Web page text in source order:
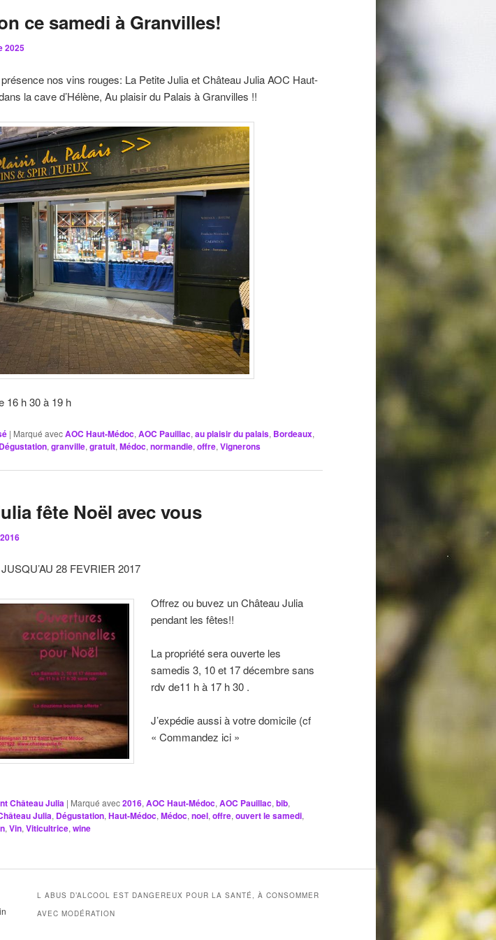
ce samedi à Granvilles!
2025
nos vins rouges: La Petite Julia et Château Julia AOC Haut-
la cave d’Hélène, Au plaisir du Palais à Granvilles !!
16 h 30 à 19 h
| Marqué avecAOC Haut-Médoc, AOC Pauillac, au plaisir du palais, Bordeaux,
Dégustation, granville, gratuit, Médoc, normandie, offre, Vignerons
fête Noël avec vous
28 FEVRIER 2017
Offrez ou buvez un Château Julia
pendant les fêtes!!
La propriété sera ouverte les
samedis 3, 10 et 17 décembre sans
rdv de11 h à 17 h 30 .
J’expédie aussi à votre domicile (cf
« Commandez ici »
Château Julia | Marqué avec2016, AOC Haut-Médoc, AOC Pauillac, bib,
Julia, Dégustation, Haut-Médoc, Médoc, noel, offre, ouvert le samedi,
, Vin, Viticultrice, wine
L ABUS D’ALCOOL EST DANGEREUX POUR LA SANTÉ, À CONSOMMER
AVEC MODÉRATION